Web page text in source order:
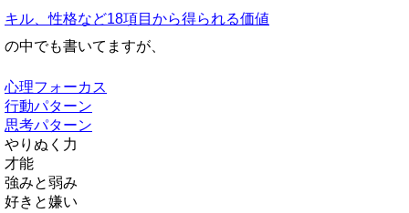
キル、性格など18項目から得られる価値
の中でも書いてますが、
心理フォーカス
行動パターン
思考パターン
やりぬく力
才能
強みと弱み
好きと嫌い